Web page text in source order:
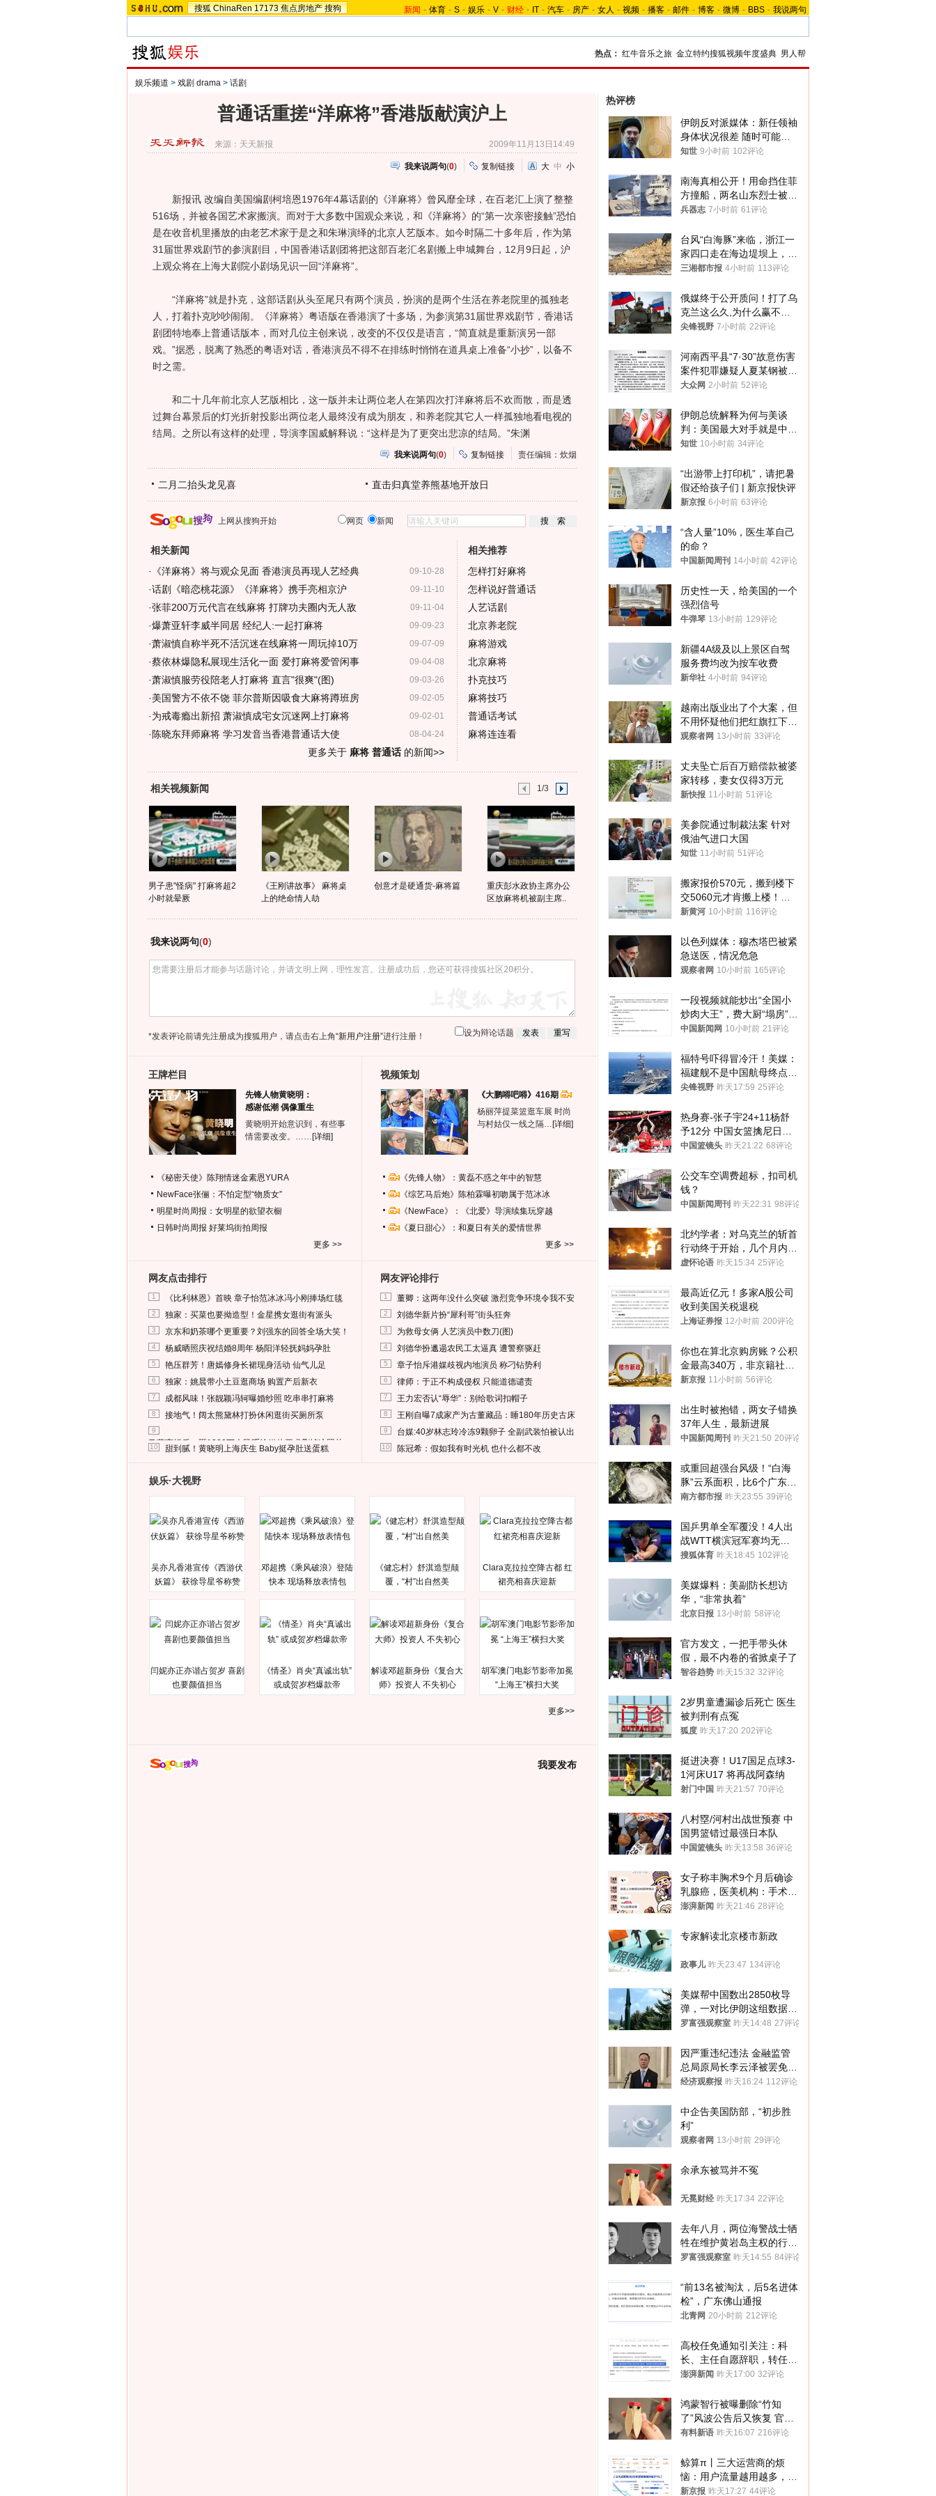
搜狐 ChinaRen 17173 焦点房地产 搜狗 新闻 - 体育 - S - 娱乐 - V - 财经 - IT - 汽车 - 房产 - 女人 - 视频 - 播客 - 邮件 - 博客 - 微博 - BBS - 我说两句
热点： 红牛音乐之旅 金立特约搜狐视频年度盛典 男人帮
娱乐频道 > 戏剧 drama > 话剧
普通话重搓“洋麻将”香港版献演沪上
来源： 天天新报 2009年11月13日14:49
我来说两句(0) 复制链接 大 中 小
新报讯 改编自美国编剧柯培恩1976年4幕话剧的《洋麻将》曾风靡全球，在百老汇上演了整整
516场，并被各国艺术家搬演。而对于大多数中国观众来说，和《洋麻将》的“第一次亲密接触”恐怕
是在收音机里播放的由老艺术家于是之和朱琳演绎的北京人艺版本。如今时隔二十多年后，作为第
31届世界戏剧节的参演剧目，中国香港话剧团将把这部百老汇名剧搬上申城舞台，12月9日起，沪
上观众将在上海大剧院小剧场见识一回“洋麻将”。
“洋麻将”就是扑克，这部话剧从头至尾只有两个演员，扮演的是两个生活在养老院里的孤独老
人，打着扑克吵吵闹闹。《洋麻将》粤语版在香港演了十多场，为参演第31届世界戏剧节，香港话
剧团特地奉上普通话版本，而对几位主创来说，改变的不仅仅是语言，“简直就是重新演另一部
戏。”据悉，脱离了熟悉的粤语对话，香港演员不得不在排练时悄悄在道具桌上准备“小抄”，以备不
时之需。
和二十几年前北京人艺版相比，这一版并未让两位老人在第四次打洋麻将后不欢而散，而是透
过舞台幕景后的灯光折射投影出两位老人最终没有成为朋友，和养老院其它人一样孤独地看电视的
结局。之所以有这样的处理，导演李国威解释说：“这样是为了更突出悲凉的结局。”朱渊
我来说两句(0) 复制链接 责任编辑：炊烟
二月二抬头龙见喜 直击归真堂养熊基地开放日
上网从搜狗开始 网页 新闻
相关新闻
09-10-28
· 《洋麻将》将与观众见面 香港演员再现人艺经典
09-11-10
·话剧《暗恋桃花源》《洋麻将》携手亮相京沪
09-11-04
·张菲200万元代言在线麻将 打牌功夫圈内无人敌
09-09-23
·爆萧亚轩李威半同居 经纪人:一起打麻将
09-07-09
·萧淑慎自称半死不活沉迷在线麻将一周玩掉10万
09-04-08
·蔡依林爆隐私展现生活化一面 爱打麻将爱管闲事
09-03-26
·萧淑慎服劳役陪老人打麻将 直言"很爽"(图)
09-02-05
·美国警方不依不饶 菲尔普斯因吸食大麻将蹲班房
09-02-01
·为戒毒瘾出新招 萧淑慎成宅女沉迷网上打麻将
08-04-24
· 陈晓东拜师麻将 学习发音当香港普通话大使
更多关于 麻将 普通话的新闻>>
相关推荐
怎样打好麻将
怎样说好普通话
人艺话剧
北京养老院
麻将游戏
北京麻将
扑克技巧
麻将技巧
普通话考试
麻将连连看
相关视频新闻 1/3
男子患"怪病" 打麻将超2
小时就晕厥
《王刚讲故事》 麻将桌
上的绝命情人劫
创意才是硬通货-麻将篇
重庆彭水政协主席办公
区放麻将机被副主席..
我来说两句(0)
*发表评论前请先注册成为搜狐用户，请点击右上角“新用户注册”进行注册！ 设为辩论话题
王牌栏目
先锋人物黄晓明：
感谢低潮 偶像重生
黄晓明开始意识到，有些事
情需要改变。…… [详细]
《秘密天使》陈翔情迷金素恩YURA
NewFace张俪：不怕定型“物质女”
明星时尚周报：女明星的欲望衣橱
日韩时尚周报 好莱坞街拍周报
更多 >>
视频策划
《大鹏嘚吧嘚》416期
杨丽萍提菜篮逛车展 时尚
与村姑仅一线之隔… [详细]
《先锋人物》：黄磊不惑之年中的智慧
《综艺马后炮》陈柏霖曝初吻属于范冰冰
《NewFace》：《北爱》导演续集玩穿越
《夏日甜心》：和夏日有关的爱情世界
更多 >>
网友点击排行
1 《比利林恩》首映 章子怡范冰冰冯小刚捧场红毯
2 独家：买菜也要拗造型！金星携女逛街有派头
3 京东和奶茶哪个更重要？刘强东的回答全场大笑！
4 杨威晒照庆祝结婚8周年 杨阳洋轻抚妈妈孕肚
5 艳压群芳！唐嫣修身长裙现身活动 仙气儿足
6 独家：姚晨带小土豆逛商场 购置产后新衣
7 成都风味！张靓颖冯轲曝婚纱照 吃串串打麻将
8 接地气！阔太熊黛林打扮休闲逛街买厕所泵
9
马蓉离婚后，砸1000万人民币给媒体要求删掉这照片
10 甜到腻！黄晓明上海庆生 Baby挺孕肚送蛋糕
网友评论排行
1 董卿：这两年没什么突破 激烈竞争环境令我不安
2 刘德华新片扮“犀利哥”街头狂奔
3 为救母女俩 人艺演员中数刀(图)
4 刘德华扮邋遢农民工太逼真 遭警察驱赶
5 章子怡斥港媒歧视内地演员 称刁钻势利
6 律师：于正不构成侵权 只能道德谴责
7 王力宏否认“辱华”：别给歌词扣帽子
8 王刚自曝7成家产为古董藏品：睡180年历史古床
9 台媒:40岁林志玲冷冻9颗卵子 全副武装怕被认出
10 陈冠希：假如我有时光机 也什么都不改
娱乐·大视野
吴亦凡香港宣传《西游伏
妖篇》 获徐导星爷称赞
邓超携《乘风破浪》登陆
快本 现场释放表情包
《健忘村》舒淇造型颠
覆，“村”出自然美
Clara克拉拉空降古都 红
裙亮相喜庆迎新
闫妮亦正亦谐占贺岁 喜剧
也要颜值担当
《情圣》肖央“真诚出轨”
或成贺岁档爆款帝
解读邓超新身份《复合大
师》投资人 不失初心
胡军澳门电影节影帝加冕
“上海王”横扫大奖
更多>>
我要发布
热评榜
伊朗反对派媒体：新任领袖
身体状况很差 随时可能离
世
知世 9小时前 102评论
南海真相公开！用命挡住菲
方撞船，两名山东烈士被授
武警最高荣誉
兵器志 7小时前 61评论
台风“白海豚”来临，浙江一
家四口走在海边堤坝上，其
中9岁男孩被巨浪卷入海
三湘都市报 4小时前 113评论
俄媒终于公开质问！打了乌
克兰这么久,为什么赢不了?
答案令人沉默
尖锋视野 7小时前 22评论
河南西平县“7·30”故意伤害
案件犯罪嫌疑人夏某钢被抓
获
大众网 2小时前 52评论
伊朗总统解释为何与美谈
判：美国最大对手就是中
国，但他们也在对话
知世 10小时前 34评论
“出游带上打印机”，请把暑
假还给孩子们 | 新京报快评
新京报 6小时前 63评论
“含人量”10%，医生革自己
的命？
中国新闻周刊 14小时前 42评论
历史性一天，给美国的一个
强烈信号
牛弹琴 13小时前 129评论
新疆4A级及以上景区自驾
服务费均改为按车收费
新华社 4小时前 94评论
越南出版业出了个大案，但
不用怀疑他们把红旗扛下去
的决心
观察者网 13小时前 33评论
丈夫坠亡后百万赔偿款被婆
家转移，妻女仅得3万元
新快报 11小时前 51评论
美参院通过制裁法案 针对
俄油气进口大国
知世 11小时前 51评论
搬家报价570元，搬到楼下
交5060元才肯搬上楼！女
子傻眼了……
新黄河 10小时前 116评论
以色列媒体：穆杰塔巴被紧
急送医，情况危急
观察者网 10小时前 165评论
一段视频就能炒出“全国小
炒肉大王”，费大厨“塌房”了
吗？
中国新闻网 10小时前 21评论
福特号吓得冒冷汗！美媒：
福建舰不是中国航母终点，
而是新起点！
尖锋视野 昨天17:59 25评论
热身赛-张子宇24+11杨舒
予12分 中国女篮擒尼日利
亚
中国篮镜头 昨天21:22 68评论
公交车空调费超标，扣司机
钱？
中国新闻周刊 昨天22:31 98评论
北约学者：对乌克兰的斩首
行动终于开始，几个月内乌
将投降
虚怀论语 昨天15:34 25评论
最高近亿元！多家A股公司
收到美国关税退税
上海证券报 12小时前 200评论
你也在算北京购房账？公积
金最高340万，非京籍社保
1年
新京报 11小时前 56评论
出生时被抱错，两女子错换
37年人生，最新进展
中国新闻周刊 昨天21:50 20评论
或重回超强台风级！“白海
豚”云系面积，比6个广东还
大！深圳官方：注意这件事
南方都市报 昨天23:55 39评论
国乒男单全军覆没！4人出
战WTT横滨冠军赛均无缘
八强
搜狐体育 昨天18:45 102评论
美媒爆料：美副防长想访
华，“非常执着”
北京日报 13小时前 58评论
官方发文，一把手带头休
假，最不内卷的省掀桌子了
智谷趋势 昨天15:32 32评论
2岁男童遭漏诊后死亡 医生
被判刑有点冤
狐度 昨天17:20 202评论
挺进决赛！U17国足点球3-
1河床U17 将再战阿森纳
射门中国 昨天21:57 70评论
八村塁/河村出战世预赛 中
国男篮错过最强日本队
中国篮镜头 昨天13:58 36评论
女子称丰胸术9个月后确诊
乳腺癌，医美机构：手术不
可能引发癌症，建议走司法
澎湃新闻 昨天21:46 28评论
专家解读北京楼市新政
政事儿 昨天23:47 134评论
美媒帮中国数出2850枚导
弹，一对比伊朗这组数据，
发现出大事了
罗富强观察室 昨天14:48 27评论
因严重违纪违法 金融监管
总局原局长李云泽被罢免全
国人大代表
经济观察报 昨天16:24 112评论
中企告美国防部，“初步胜
利”
观察者网 13小时前 29评论
余承东被骂并不冤
无冕财经 昨天17:34 22评论
去年八月，两位海警战士牺
牲在维护黄岩岛主权的行动
中
罗富强观察室 昨天14:55 84评论
“前13名被淘汰，后5名进体
检”，广东佛山通报
北青网 20小时前 212评论
高校任免通知引关注：科
长、主任自愿辞职，转任思
政辅导员
澎湃新闻 昨天17:00 32评论
鸿蒙智行被曝删除“竹知
了”风波公告后又恢复 官媒
曾力挺：劝华为要大度的，
有料新语 昨天16:07 216评论
鲸算π丨三大运营商的烦
恼：用户流量越用越多，收
入却越来越少
新京报 昨天17:27 44评论